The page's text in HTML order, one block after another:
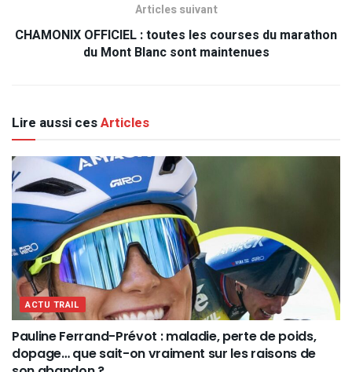
Articles suivant
CHAMONIX OFFICIEL : toutes les courses du marathon
du Mont Blanc sont maintenues
Lire aussi cesArticles
ACTU TRAIL
Pauline Ferrand-Prévot : maladie, perte de poids,
dopage… que sait-on vraiment sur les raisons de